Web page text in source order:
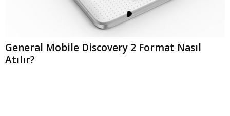
General Mobile Discovery 2 Format Nasıl
Atılır?